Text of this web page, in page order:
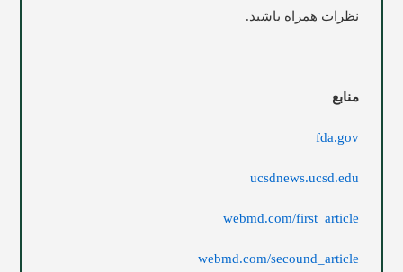
نظرات همراه باشید.
منابع
fda.gov
ucsdnews.ucsd.edu
webmd.com/first_article
webmd.com/secound_article